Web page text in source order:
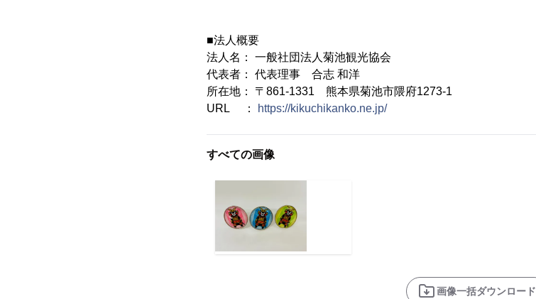
■法人概要
法人名： 一般社団法人菊池観光協会
代表者： 代表理事 合志 和洋
所在地： 〒861-1331 熊本県菊池市隈府1273-1
URL ：
https://kikuchikanko.ne.jp/
すべての画像
画像一括ダウンロード